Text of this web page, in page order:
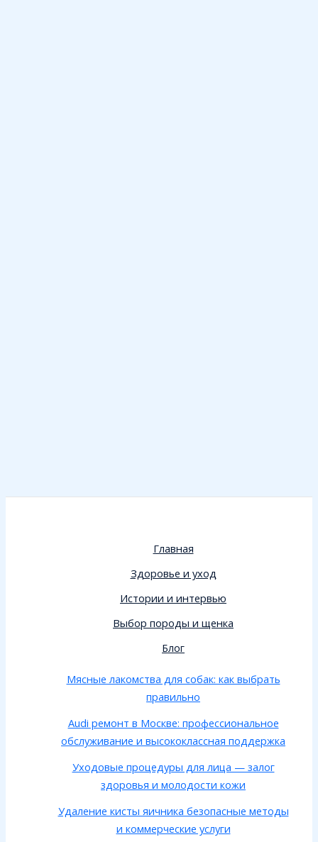
Главная
Здоровье и уход
Истории и интервью
Выбор породы и щенка
Блог
Мясные лакомства для собак: как выбрать
правильно
Audi ремонт в Москве: профессиональное
обслуживание и высококлассная поддержка
Уходовые процедуры для лица — залог
здоровья и молодости кожи
Удаление кисты яичника безопасные методы
и коммерческие услуги